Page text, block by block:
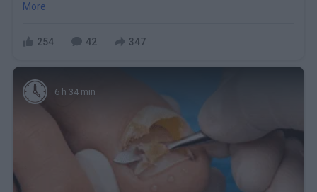
More
254 42 347
6 h 34 min